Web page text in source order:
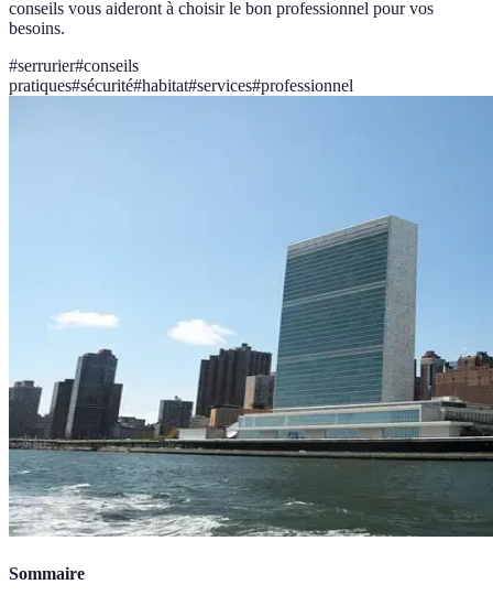
conseils vous aideront à choisir le bon professionnel pour vos
besoins.
#serrurier#conseils
pratiques#sécurité#habitat#services#professionnel
Sommaire